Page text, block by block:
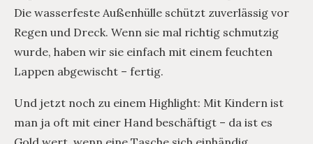
Die wasserfeste Außenhülle schützt zuverlässig vor
Regen und Dreck. Wenn sie mal richtig schmutzig
wurde, haben wir sie einfach mit einem feuchten
Lappen abgewischt – fertig.
Und jetzt noch zu einem Highlight: Mit Kindern ist
man ja oft mit einer Hand beschäftigt – da ist es